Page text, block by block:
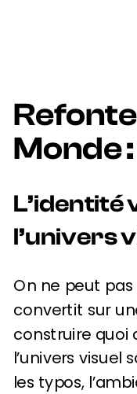
Monde
L’identité
l’univers
On ne peut
convertit sur
construire quoi
l’univers visuel
les typos,